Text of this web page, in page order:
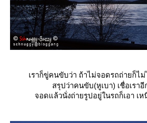
เราก็ขู่คนขับว่า ถ้าไม่จอดรถถ่ายก็ไม่
สรุปว่าคนขับ(หูเบา) เชื่อเราอี
จอดแล้วนั่งถ่ายรูปอยู่ในรถก็เอา เ